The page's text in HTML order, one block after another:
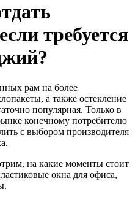
требуется
рам на более
а также остекление
популярная. Только в
конечному потребителю
с выбором производителя
на какие моменты стоит
окна для офиса,